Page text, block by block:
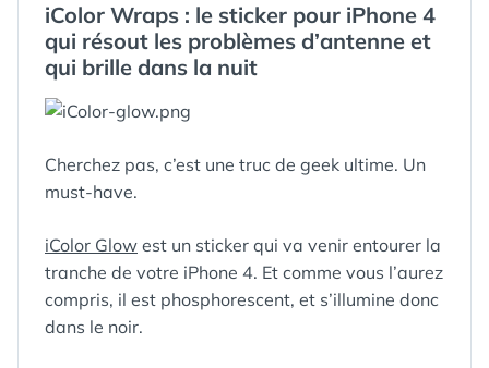
EN
FOND
D’ÉCRAN
iColor Wraps : le sticker pour iPhone 4
qui résout les problèmes d’antenne et
qui brille dans la nuit
Cherchez pas, c’est une truc de geek ultime. Un
must-have.
iColor Glow est un sticker qui va venir entourer la
tranche de votre iPhone 4. Et comme vous l’aurez
compris, il est phosphorescent, et s’illumine donc
dans le noir.